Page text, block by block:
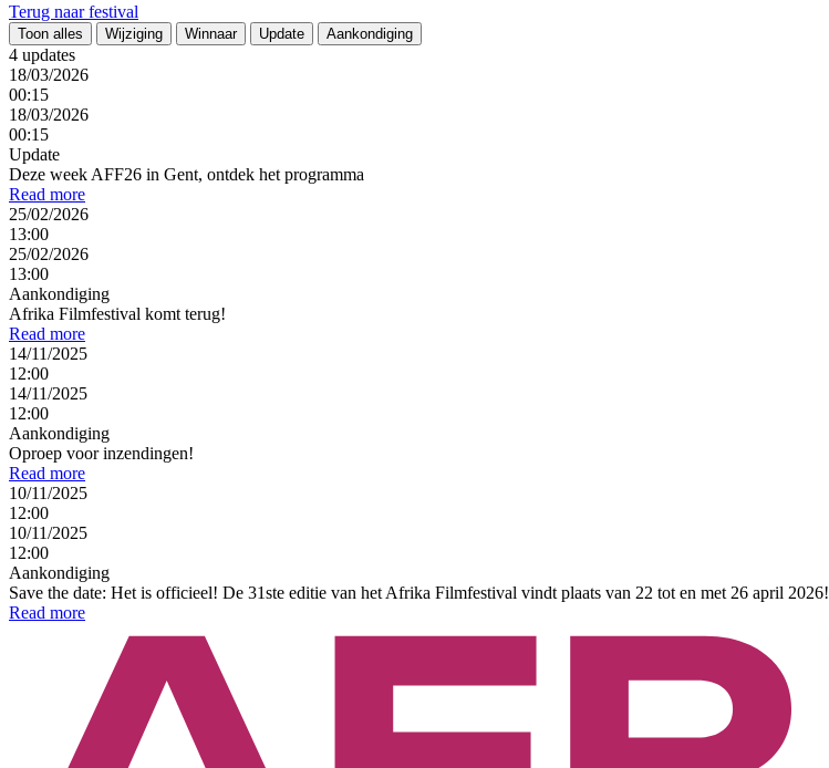
Terug naar festival
Toon alles Wijziging Winnaar Update Aankondiging
4 updates
18/03/2026
00:15
18/03/2026
00:15
Update
Deze week AFF26 in Gent, ontdek het programma
Read more
25/02/2026
13:00
25/02/2026
13:00
Aankondiging
Afrika Filmfestival komt terug!
Read more
14/11/2025
12:00
14/11/2025
12:00
Aankondiging
Oproep voor inzendingen!
Read more
10/11/2025
12:00
10/11/2025
12:00
Aankondiging
Save the date: Het is officieel! De 31ste editie van het Afrika Filmfestival vindt plaats van 22 tot en met 26 april 2026!
Read more